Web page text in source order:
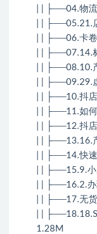
| | ├──04.物
| | ├──05.21.
| | ├──06.卡
| | ├──07.14.
| | ├──08.10.
| | ├──09.29.
| | ├──10.抖
| | ├──11.如
| | ├──12.抖
| | ├──13.16.
| | ├──14.快
| | ├──15.9.
| | ├──16.2.
| | ├──17.无
| |
1.28M